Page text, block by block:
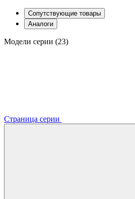
Сопутствующие товары
Аналоги
Модели серии (23)
Страница серии